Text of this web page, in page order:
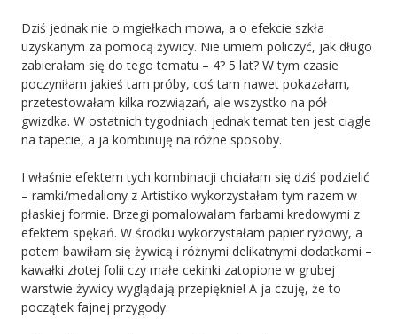
Dziś jednak nie o mgiełkach mowa, a o efekcie szkła
uzyskanym za pomocą żywicy. Nie umiem policzyć, jak długo
zabierałam się do tego tematu – 4? 5 lat? W tym czasie
poczyniłam jakieś tam próby, coś tam nawet pokazałam,
przetestowałam kilka rozwiązań, ale wszystko na pół
gwizdka. W ostatnich tygodniach jednak temat ten jest ciągle
na tapecie, a ja kombinuję na różne sposoby.
I właśnie efektem tych kombinacji chciałam się dziś podzielić
– ramki/medaliony z Artistiko wykorzystałam tym razem w
płaskiej formie. Brzegi pomalowałam farbami kredowymi z
efektem spękań. W środku wykorzystałam papier ryżowy, a
potem bawiłam się żywicą i różnymi delikatnymi dodatkami –
kawałki złotej folii czy małe cekinki zatopione w grubej
warstwie żywicy wyglądają przepięknie! A ja czuję, że to
początek fajnej przygody.